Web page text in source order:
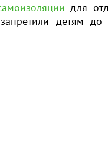
для
детям